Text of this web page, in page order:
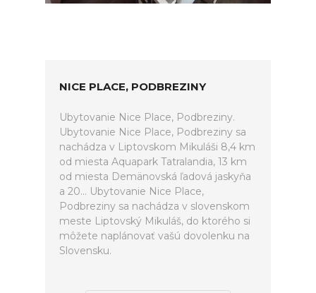
NICE PLACE, PODBREZINY
Ubytovanie Nice Place, Podbreziny.
Ubytovanie Nice Place, Podbreziny sa
nachádza v Liptovskom Mikuláši 8,4 km
od miesta Aquapark Tatralandia, 13 km
od miesta Demänovská ľadová jaskyňa
a 20... Ubytovanie Nice Place,
Podbreziny sa nachádza v slovenskom
meste Liptovský Mikuláš, do ktorého si
môžete naplánovať vašú dovolenku na
Slovensku.